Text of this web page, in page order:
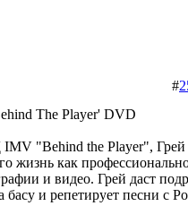
#
The Player' DVD
"Behind the Player", Грей
жизнь как
и видео. Грей даст
басу и репетирует песни с